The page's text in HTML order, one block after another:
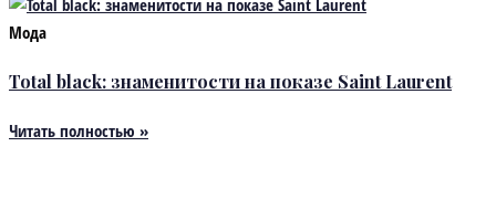
Мода
Total black: знаменитости на показе Saint Laurent
Читать полностью »